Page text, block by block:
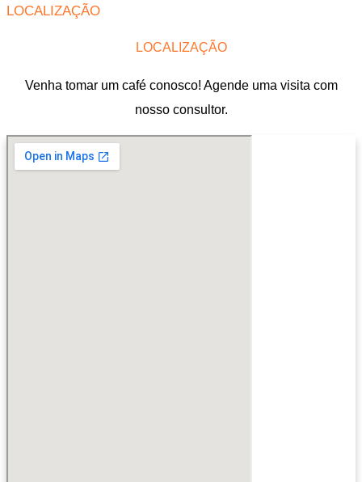
LOCALIZAÇÃO
LOCALIZAÇÃO
Venha tomar um café conosco! Agende uma visita com
nosso consultor.